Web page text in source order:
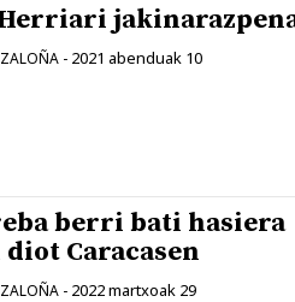
- 2021 abenduak 10
berri bati hasiera
Caracasen
- 2022 martxoak 29